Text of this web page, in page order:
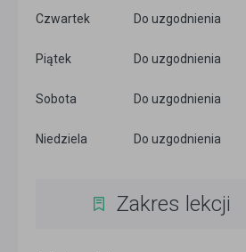
Czwartek Do uzgodnienia
Piątek Do uzgodnienia
Sobota Do uzgodnienia
Niedziela Do uzgodnienia
Zakres lekcji